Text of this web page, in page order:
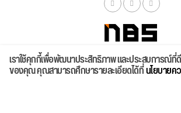
จัดสเปค ค้นหา บทความ รีวิวล่าสุด บทความย
เราใช้คุกกี้เพื่อพัฒนาประสิทธิภาพ และประสบการณ์ที่ดี
ของคุณ คุณสามารถศึกษารายละเอียดได้ที่นโยบาย